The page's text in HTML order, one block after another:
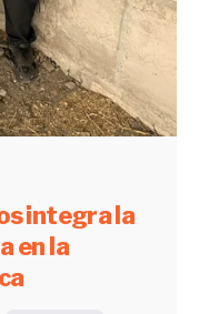
integra la
en la